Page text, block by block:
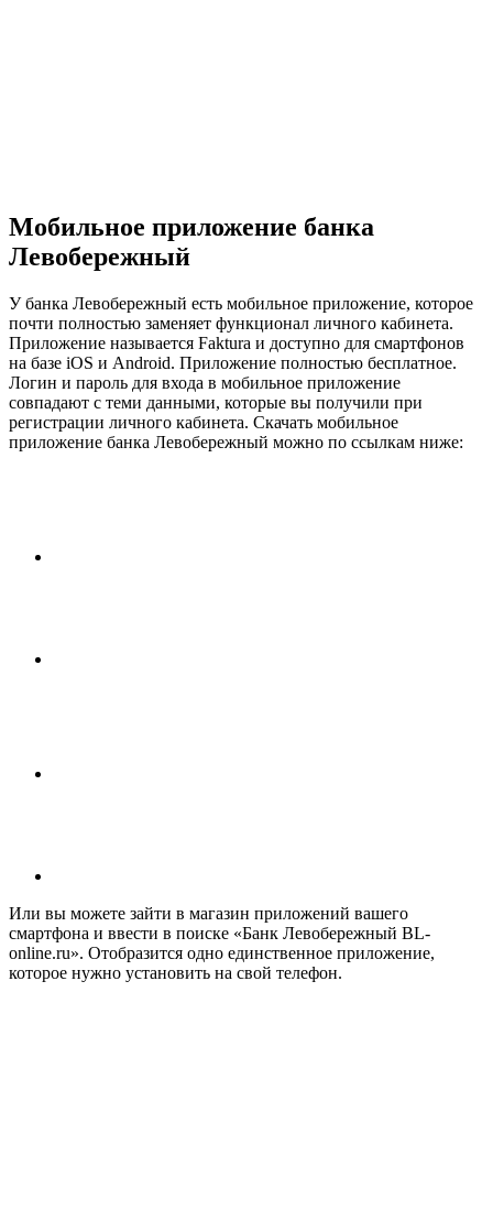
Мобильное приложение банка
Левобережный
У банка Левобережный есть мобильное приложение, которое
почти полностью заменяет функционал личного кабинета.
Приложение называется Faktura и доступно для смартфонов
на базе iOS и Android. Приложение полностью бесплатное.
Логин и пароль для входа в мобильное приложение
совпадают с теми данными, которые вы получили при
регистрации личного кабинета. Скачать мобильное
приложение банка Левобережный можно по ссылкам ниже:
Или вы можете зайти в магазин приложений вашего
смартфона и ввести в поиске «Банк Левобережный BL-
online.ru». Отобразится одно единственное приложение,
которое нужно установить на свой телефон.